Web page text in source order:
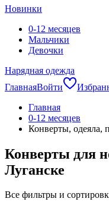
Новинки
0-12 месяцев
Мальчики
Девочки
Нарядная одежда
ГлавнаяВойти
Главная
0-12 месяцев
Конверты, одеяла,
Конверты для
Луганске
Все фильтры и